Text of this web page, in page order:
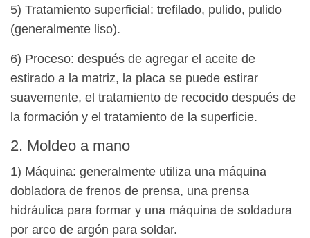
5) Tratamiento superficial: trefilado, pulido, pulido
(generalmente liso).
6) Proceso: después de agregar el aceite de
estirado a la matriz, la placa se puede estirar
suavemente, el tratamiento de recocido después de
la formación y el tratamiento de la superficie.
2. Moldeo a mano
1) Máquina: generalmente utiliza una máquina
dobladora de frenos de prensa, una prensa
hidráulica para formar y una máquina de soldadura
por arco de argón para soldar.